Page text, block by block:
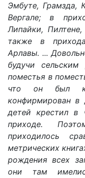
Эмбуте, Грамзда,
Вергале; в
Липайки,
также в
Арлавы. ...
будучи сельским
поместья в
что он был
конфирмирован в
детей крестил в
приходе.
приходилось
метрических
рождения всех
они там